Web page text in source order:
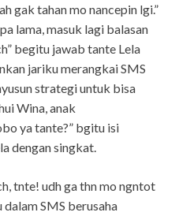
gak tahan mo nancepin lgi.”
lama, masuk lagi balasan
begitu jawab tante Lela
jariku merangkai SMS
strategi untuk bisa
Wina, anak
ya tante?” bgitu isi
dengan singkat.
tnte! udh ga thn mo ngntot
SMS berusaha